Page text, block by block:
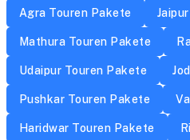
Agra Touren Pakete
Mathura Touren Pakete
Udaipur Touren Pakete
Pushkar Touren Pakete
Haridwar Touren Pakete